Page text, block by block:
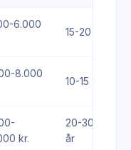
6.000
15-20 år
8.000
10-15 år
kr.
20-30
år